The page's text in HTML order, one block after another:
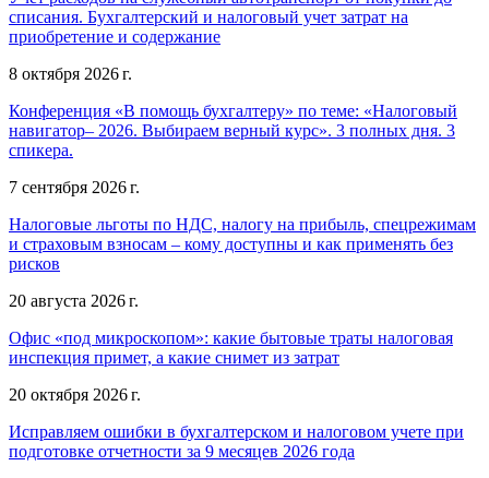
списания. Бухгалтерский и налоговый учет затрат на
приобретение и содержание
8 октября 2026 г.
Конференция «В помощь бухгалтеру» по теме: «Налоговый
навигатор– 2026. Выбираем верный курс». 3 полных дня. 3
спикера.
7 сентября 2026 г.
Налоговые льготы по НДС, налогу на прибыль, спецрежимам
и страховым взносам – кому доступны и как применять без
рисков
20 августа 2026 г.
Офис «под микроскопом»: какие бытовые траты налоговая
инспекция примет, а какие снимет из затрат
20 октября 2026 г.
Исправляем ошибки в бухгалтерском и налоговом учете при
подготовке отчетности за 9 месяцев 2026 года